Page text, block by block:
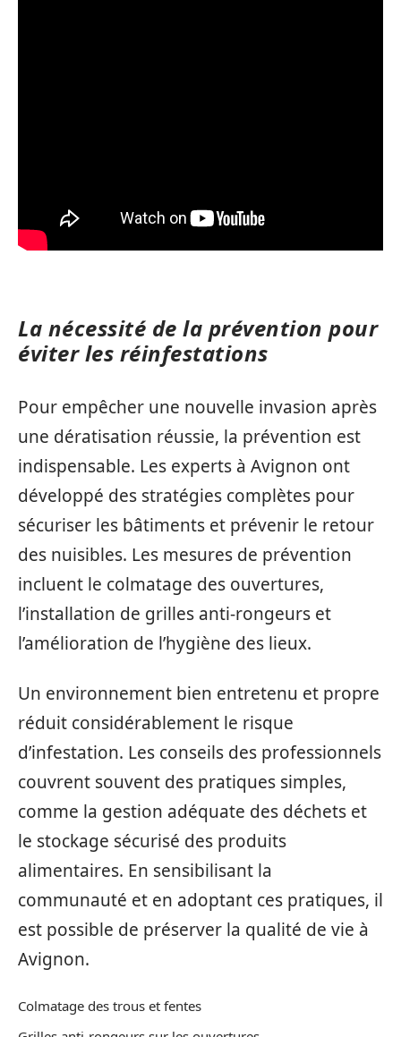
La nécessité de la prévention pour
éviter les réinfestations
Pour empêcher une nouvelle invasion après
une dératisation réussie, la prévention est
indispensable. Les experts à Avignon ont
développé des stratégies complètes pour
sécuriser les bâtiments et prévenir le retour
des nuisibles. Les mesures de prévention
incluent le colmatage des ouvertures,
l’installation de grilles anti-rongeurs et
l’amélioration de l’hygiène des lieux.
Un environnement bien entretenu et propre
réduit considérablement le risque
d’infestation. Les conseils des professionnels
couvrent souvent des pratiques simples,
comme la gestion adéquate des déchets et
le stockage sécurisé des produits
alimentaires. En sensibilisant la
communauté et en adoptant ces pratiques, il
est possible de préserver la qualité de vie à
Avignon.
Colmatage des trous et fentes